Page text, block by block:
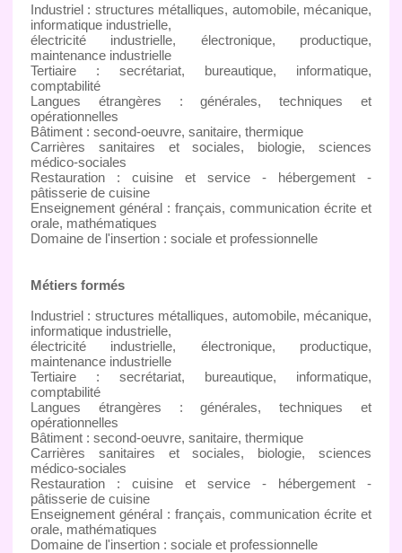
Industriel : structures métalliques, automobile, mécanique,
informatique industrielle,
électricité industrielle, électronique, productique,
maintenance industrielle
Tertiaire : secrétariat, bureautique, informatique,
comptabilité
Langues étrangères : générales, techniques et
opérationnelles
Bâtiment : second-oeuvre, sanitaire, thermique
Carrières sanitaires et sociales, biologie, sciences
médico-sociales
Restauration : cuisine et service - hébergement -
pâtisserie de cuisine
Enseignement général : français, communication écrite et
orale, mathématiques
Domaine de l'insertion : sociale et professionnelle
Métiers formés
Industriel : structures métalliques, automobile, mécanique,
informatique industrielle,
électricité industrielle, électronique, productique,
maintenance industrielle
Tertiaire : secrétariat, bureautique, informatique,
comptabilité
Langues étrangères : générales, techniques et
opérationnelles
Bâtiment : second-oeuvre, sanitaire, thermique
Carrières sanitaires et sociales, biologie, sciences
médico-sociales
Restauration : cuisine et service - hébergement -
pâtisserie de cuisine
Enseignement général : français, communication écrite et
orale, mathématiques
Domaine de l'insertion : sociale et professionnelle